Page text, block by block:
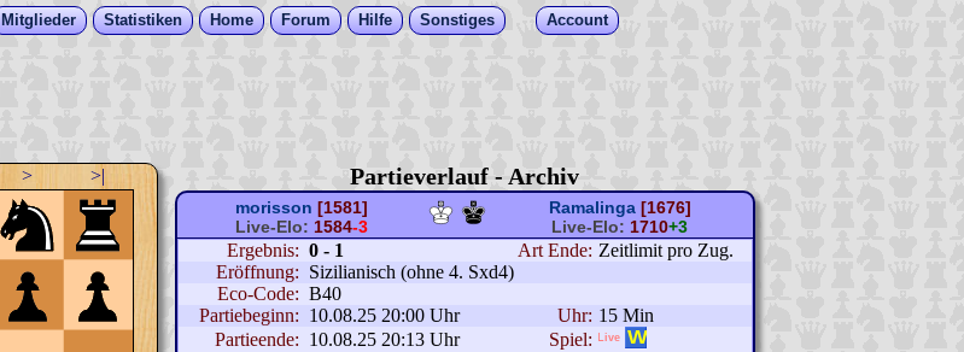
Mitglieder Statistiken Home Forum Hilfe Sonstiges Account
> >| Partieverlauf - Archiv
morisson [1581]
Live-Elo: 1584-3
Ramalinga [1676]
Live-Elo: 1710+3
Ergebnis: 0 - 1 Art Ende: Zeitlimit pro Zug.
Eröffnung: Sizilianisch (ohne 4. Sxd4)
Eco-Code: B40
Partiebeginn: 10.08.25 20:00 Uhr Uhr: 15 Min
Partieende: 10.08.25 20:13 Uhr
Spiel: